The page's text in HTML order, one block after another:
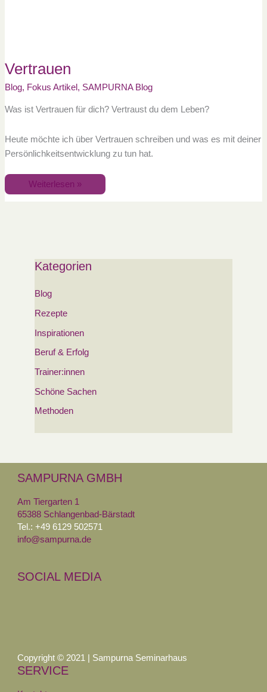
Vertrauen
Blog, Fokus Artikel , SAMPURNA Blog
Was ist Vertrauen für dich? Vertraust du dem Leben?
Heute möchte ich über Vertrauen schreiben und was es mit deiner
Persönlichkeitsentwicklung zu tun hat.
Weiterlesen »
Kategorien
Blog
Rezepte
Inspirationen
Beruf & Erfolg
Trainer:innen
Schöne Sachen
Methoden
SAMPURNA GMBH
Am Tiergarten 1
65388 Schlangenbad-Bärstadt
Tel.: +49 6129 502571
info@sampurna.de
SOCIAL MEDIA
Copyright © 2021 | Sampurna Seminarhaus
SERVICE